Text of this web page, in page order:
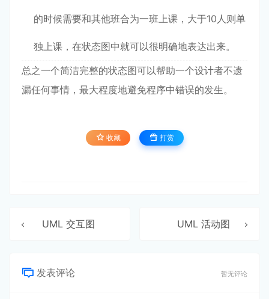
的时候需要和其他班合为一班上课，大于10人则单
独上课，在状态图中就可以很明确地表达出来。
总之一个简洁完整的状态图可以帮助一个设计者不遗
漏任何事情，最大程度地避免程序中错误的发生。
收藏 打赏
UML 交互图 UML 活动图
发表评论 暂无评论